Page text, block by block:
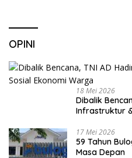
OPINI
18 Mei 2026
Dibalik
Infrastruktur
17 Mei 2026
59 Tahun
Masa Depan